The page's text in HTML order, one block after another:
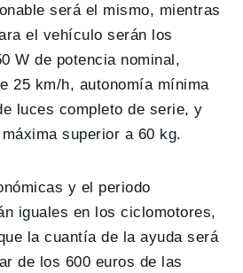
será el mismo, mientras
el vehículo serán los
W de potencia nominal,
25 km/h, autonomía mínima
luces completo de serie, y
superior a 60 kg.
y el periodo
iguales en los ciclomotores,
la cuantía de la ayuda será
de los 600 euros de las